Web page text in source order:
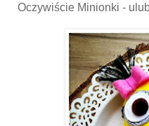
Oczywiście Minionki -